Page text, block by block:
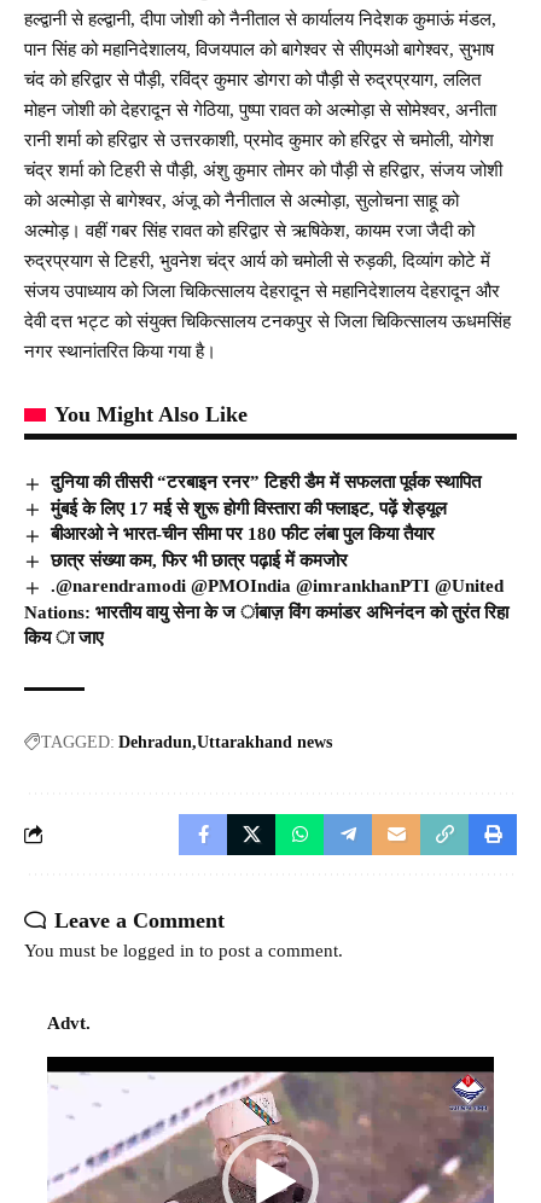
हल्द्वानी से हल्द्वानी, दीपा जोशी को नैनीताल से कार्यालय निदेशक कुमाऊं मंडल,
पान सिंह को महानिदेशालय, विजयपाल को बागेश्वर से सीएमओ बागेश्वर, सुभाष
चंद को हरिद्वार से पौड़ी, रविंद्र कुमार डोगरा को पौड़ी से रुद्रप्रयाग, ललित
मोहन जोशी को देहरादून से गेठिया, पुष्पा रावत को अल्मोड़ा से सोमेश्वर, अनीता
रानी शर्मा को हरिद्वार से उत्तरकाशी, प्रमोद कुमार को हरिद्वर से चमोली, योगेश
चंद्र शर्मा को टिहरी से पौड़ी, अंशु कुमार तोमर को पौड़ी से हरिद्वार, संजय जोशी
को अल्मोड़ा से बागेश्वर, अंजू को नैनीताल से अल्मोड़ा, सुलोचना साहू को
अल्मोड़। वहीं गबर सिंह रावत को हरिद्वार से ऋषिकेश, कायम रजा जैदी को
रुद्रप्रयाग से टिहरी, भुवनेश चंद्र आर्य को चमोली से रुड़की, दिव्यांग कोटे में
संजय उपाध्याय को जिला चिकित्सालय देहरादून से महानिदेशालय देहरादून और
देवी दत्त भट्ट को संयुक्त चिकित्सालय टनकपुर से जिला चिकित्सालय ऊधमसिंह
नगर स्थानांतरित किया गया है।
You Might Also Like
दुनिया की तीसरी “टरबाइन रनर” टिहरी डैम में सफलता पूर्वक स्थापित
मुंबई के लिए 17 मई से शुरू होगी विस्तारा की फ्लाइट, पढ़ें शेड्यूल
बीआरओ ने भारत-चीन सीमा पर 180 फीट लंबा पुल किया तैयार
छात्र संख्या कम, फिर भी छात्र पढ़ाई में कमजोर
.@narendramodi @PMOIndia @imrankhanPTI @United
Nations: भारतीय वायु सेना के ज ांबाज़ विंग कमांडर अभिनंदन को तुरंत रिहा
किय ा जाए
TAGGED: Dehradun Uttarakhand news
Leave a Comment
You must be logged in to post a comment.
Advt.
Video